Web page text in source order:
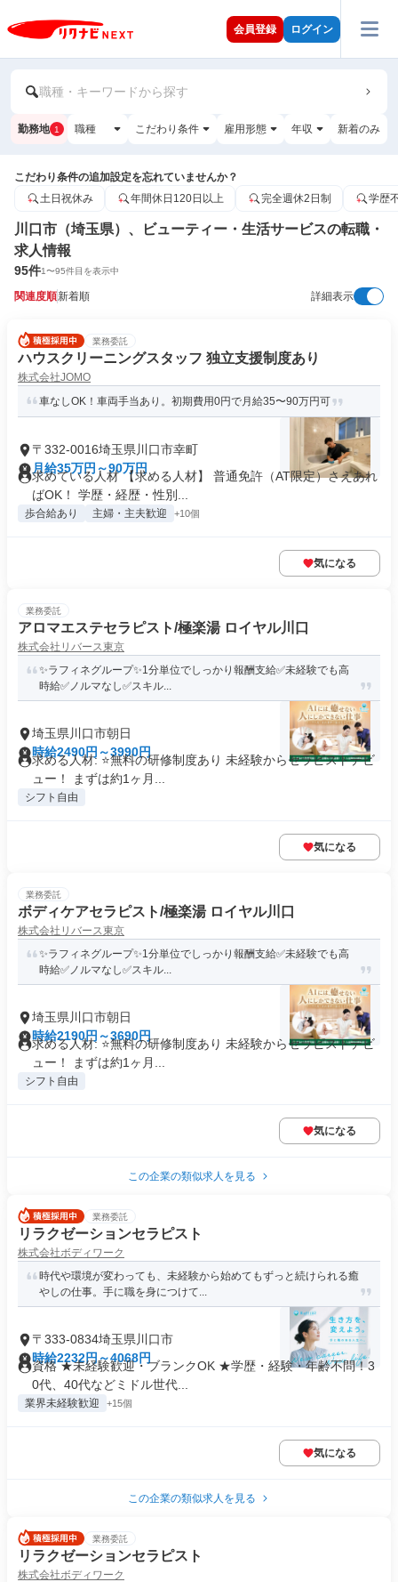
会員登録 ログイン
職種・キーワードから探す
勤務地 1 職種 こだわり条件 雇用形態 年収 新着のみ
こだわり条件の追加設定を忘れていませんか？
土日祝休み
年間休日120日以上 完全週休2日制 学歴
川口市（埼玉県）、ビューティー・生活サービスの転職・
求人情報
95件1〜95件目を表示中
関連度順新着順 詳細表示
業務委託
ハウスクリーニングスタッフ 独立支援制度あり
株式会社JOMO
車なしOK！車両手当あり。初期費用0円で月給35〜90万円可
〒332-0016埼玉県川口市幸町
月給35万円～90万円
求めている人材 【求める人材】 普通免許（AT限定）さえあれ
ばOK！ 学歴・経歴・性別...
歩合給あり 主婦・主夫歓迎 +10個
気になる
業務委託
アロマエステセラピスト/極楽湯 ロイヤル川口
株式会社リバース東京
✨️ラフィネグループ✨1分単位でしっかり報酬支給️✅未経験でも高
時給✅️ノルマなし✅スキル...
埼玉県川口市朝日
時給2490円～3990円
求める人材: ⭐️無料の研修制度あり 未経験からセラピストデビ
ュー！ まずは約1ヶ月...
シフト自由
気になる
業務委託
ボディケアセラピスト/極楽湯 ロイヤル川口
株式会社リバース東京
✨️ラフィネグループ✨1分単位でしっかり報酬支給️✅未経験でも高
時給✅️ノルマなし✅スキル...
埼玉県川口市朝日
時給2190円～3690円
求める人材: ⭐️無料の研修制度あり 未経験からセラピストデビ
ュー！ まずは約1ヶ月...
シフト自由
気になる
この企業の類似求人を見る
業務委託
リラクゼーションセラピスト
株式会社ボディワーク
時代や環境が変わっても、未経験から始めてもずっと続けられる癒
やしの仕事。手に職を身につけて...
〒333-0834埼玉県川口市
時給2232円～4068円
資格 ★未経験歓迎・ブランクOK ★学歴・経験・年齢不問！3
0代、40代などミドル世代...
業界未経験歓迎 +15個
気になる
この企業の類似求人を見る
業務委託
リラクゼーションセラピスト
株式会社ボディワーク